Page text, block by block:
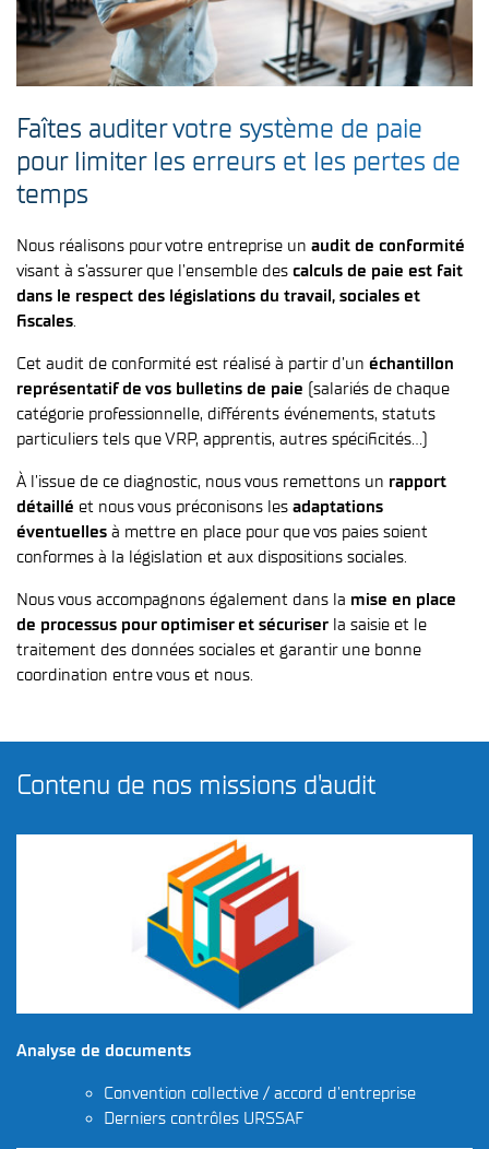
Faîtes auditer votre système de paie
pour limiter les erreurs et les pertes de
temps
Nous réalisons pour votre entreprise un audit de conformité
visant à s’assurer que l’ensemble des calculs de paie est fait
dans le respect des législations du travail, sociales et
fiscales
Cet audit de conformité est réalisé à partir d’un échantillon
représentatif de vos bulletins de paie (salariés de chaque
catégorie professionnelle, différents événements, statuts
particuliers tels que VRP, apprentis, autres spécificités…)
À l’issue de ce diagnostic, nous vous remettons un rapport
détaillé et nous vous préconisons les adaptations
éventuelles à mettre en place pour que vos paies soient
conformes à la législation et aux dispositions sociales.
Nous vous accompagnons également dans la mise en place
de processus pour optimiser et sécuriser la saisie et le
traitement des données sociales et garantir une bonne
coordination entre vous et nous.
Contenu de nos missions d'audit
Analyse de documents
Convention collective / accord d’entreprise
Derniers contrôles URSSAF